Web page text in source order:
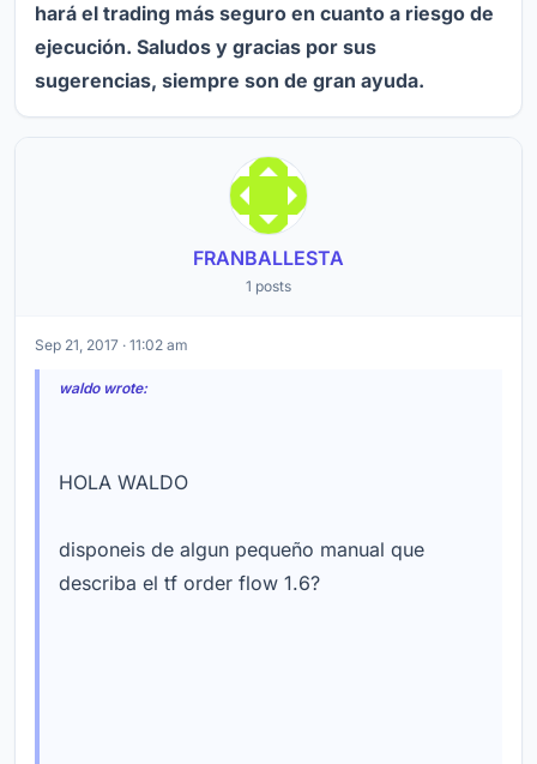
hará el trading más seguro en cuanto a riesgo de
ejecución. Saludos y gracias por sus
sugerencias, siempre son de gran ayuda.
FRANBALLESTA
1 posts
Sep 21, 2017 · 11:02 am
waldo wrote:
HOLA WALDO
disponeis de algun pequeño manual que
describa el tf order flow 1.6?